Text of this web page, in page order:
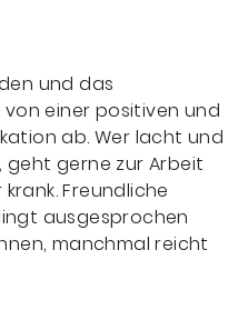
und das
einer positiven und
ab. Wer lacht und
gerne zur Arbeit
Freundliche
ausgesprochen
manchmal reicht